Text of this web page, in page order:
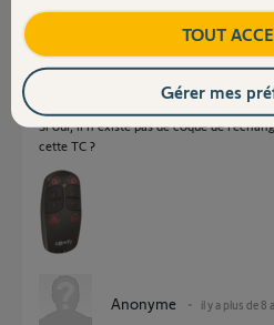
Si oui, il n'existe pas de coque de
cette TC ?
Anonyme il y a plus de 8
TOUT
Gérer mes